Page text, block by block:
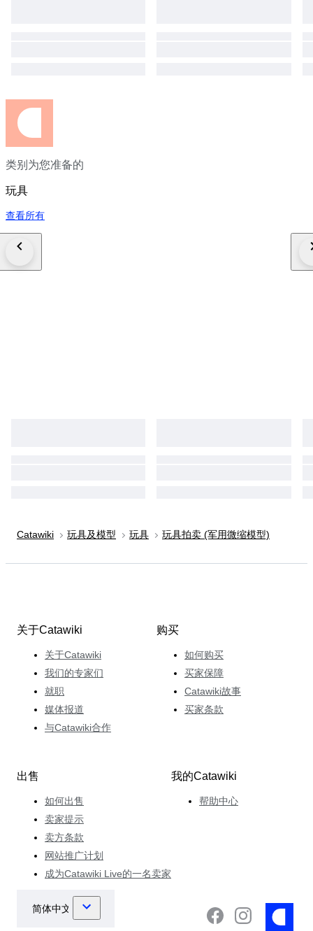
类别为您准备的
玩具
查看所有
Catawiki 玩具及模型 玩具 玩具拍卖 (军用微缩模型)
关于Catawiki
关于Catawiki
我们的专家们
就职
媒体报道
与Catawiki合作
购买
如何购买
买家保障
Catawiki故事
买家条款
出售
如何出售
卖家提示
卖方条款
网站推广计划
成为Catawiki Live的一名卖家
我的Catawiki
帮助中心